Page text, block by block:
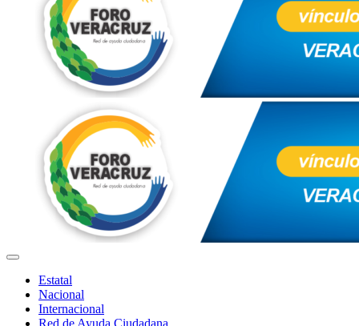
Estatal
Nacional
Internacional
Red de Ayuda Ciudadana